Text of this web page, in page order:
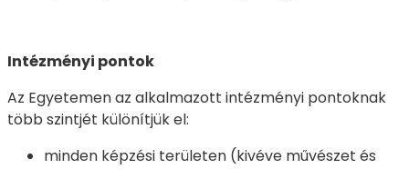
Intézményi pontok
Az Egyetemen az alkalmazott intézményi pontoknak
több szintjét különítjük el:
minden képzési területen (kivéve művészet és